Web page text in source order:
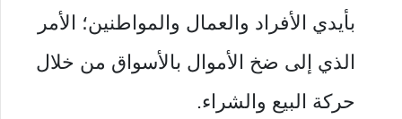
بأيدي الأفراد والعمال والمواطنين؛ الأمر
الذي إلى ضخ الأموال بالأسواق من خلال
حركة البيع والشراء.